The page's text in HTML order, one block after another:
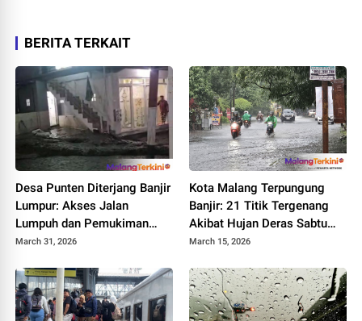
BERITA TERKAIT
Desa Punten Diterjang Banjir
Lumpur: Akses Jalan
Lumpuh dan Pemukiman
Terendam
March 31, 2026
Kota Malang Terpungung
Banjir: 21 Titik Tergenang
Akibat Hujan Deras Sabtu
Sore
March 15, 2026